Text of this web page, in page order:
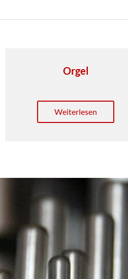
Orgel
Weiterlesen